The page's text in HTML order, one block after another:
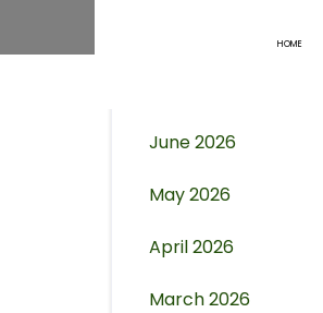
HOME
June 2026
May 2026
April 2026
March 2026